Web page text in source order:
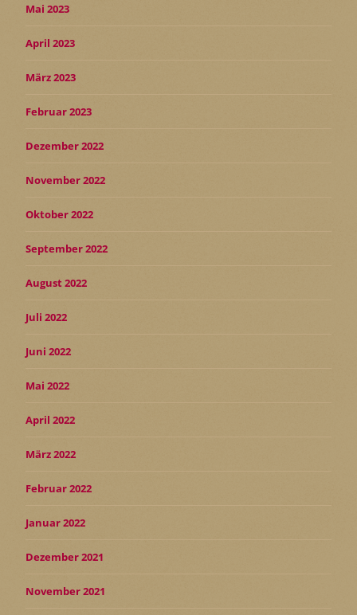
Mai 2023
April 2023
März 2023
Februar 2023
Dezember 2022
November 2022
Oktober 2022
September 2022
August 2022
Juli 2022
Juni 2022
Mai 2022
April 2022
März 2022
Februar 2022
Januar 2022
Dezember 2021
November 2021